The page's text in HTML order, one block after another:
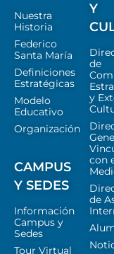
Nuestra
Historia
Federico
Santa María
Definiciones
Estratégicas
Modelo
Educativo
Organización
CAMPUS
Y SEDES
Información
Campus y
Sedes
Tour Virtual
Y
de
y
con
de